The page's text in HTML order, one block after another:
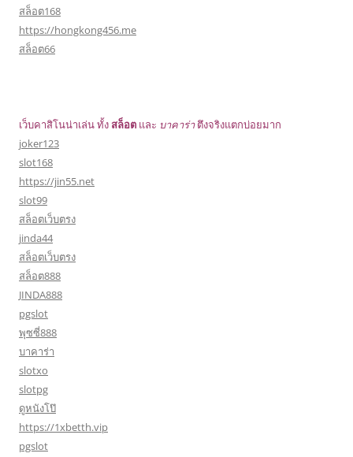
สล็อต168
https://hongkong456.me
สล็อต66
เว็บคาสิโนน่าเล่น ทั้งสล็อต และ บาคาร่าตึงจริงแตกบ่อยมาก
joker123
slot168
https://jin55.net
slot99
สล็อตเว็บตรง
jinda44
สล็อตเว็บตรง
สล็อต888
JINDA888
pgslot
พุซซี่888
บาคาร่า
slotxo
slotpg
ดูหนังโป๊
https://1xbetth.vip
pgslot